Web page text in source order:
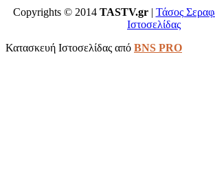
Copyrights © 2014 TASTV.gr| Τάσος
Ιστοσελίδας
Κατασκευή Ιστοσελίδας από BNS PRO